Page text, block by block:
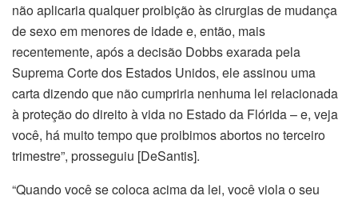
não aplicaria qualquer proibição às cirurgias de mudança
de sexo em menores de idade e, então, mais
recentemente, após a decisão Dobbs exarada pela
Suprema Corte dos Estados Unidos, ele assinou uma
carta dizendo que não cumpriria nenhuma lei relacionada
à proteção do direito à vida no Estado da Flórida – e, veja
você, há muito tempo que proibimos abortos no terceiro
trimestre”, prosseguiu [DeSantis].
“Quando você se coloca acima da lei, você viola o seu